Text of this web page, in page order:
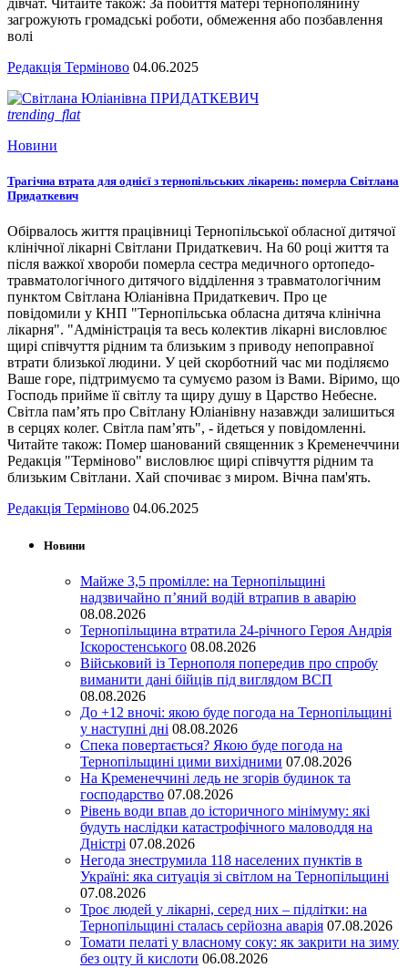
загрожують громадські роботи, обмеження або позбавлення
волі
Редакція Терміново 04.06.2025
trending_flat
Новини
Трагічна втрата для однієї з тернопільських лікарень: померла Світлана
Придаткевич
Обірвалось життя працівниці Тернопільської обласної дитячої
клінічної лікарні Світлани Придаткевич. На 60 році життя та
після важкої хвороби померла сестра медичного ортопедо-
травматологічного дитячого відділення з травматологічним
пунктом Світлана Юліанівна Придаткевич. Про це
повідомили у КНП "Тернопільська обласна дитяча клінічна
лікарня". "Адміністрація та весь колектив лікарні висловлює
щирі співчуття рідним та близьким з приводу непоправної
втрати близької людини. У цей скорботний час ми поділяємо
Ваше горе, підтримуємо та сумуємо разом із Вами. Віримо, що
Господь прийме її світлу та щиру душу в Царство Небесне.
Світла пам’ять про Світлану Юліанівну назавжди залишиться
в серцях колег. Світла пам’ять", - йдеться у повідомленні.
Читайте також: Помер шанований священник з Кременеччини
Редакція "Терміново" висловлює щирі співчуття рідним та
близьким Світлани. Хай спочиває з миром. Вічна пам'ять.
Редакція Терміново 04.06.2025
Новини
Майже 3,5 промілле: на Тернопільщині
надзвичайно п’яний водій втрапив в аварію
08.08.2026
Тернопільщина втратила 24-річного Героя Андрія
Іскоростенського 08.08.2026
Військовий із Тернополя попередив про спробу
виманити дані бійців під виглядом ВСП
08.08.2026
До +12 вночі: якою буде погода на Тернопільщині
у наступні дні 08.08.2026
Спека повертається? Якою буде погода на
Тернопільщині цими вихідними 07.08.2026
На Кременеччині ледь не згорів будинок та
господарство 07.08.2026
Рівень води впав до історичного мінімуму: які
будуть наслідки катастрофічного маловоддя на
Дністрі 07.08.2026
Негода знеструмила 118 населених пунктів в
Україні: яка ситуація зі світлом на Тернопільщині
07.08.2026
Троє людей у лікарні, серед них – підлітки: на
Тернопільщині сталась серйозна аварія 07.08.2026
Томати пелаті у власному соку: як закрити на зиму
без оцту й кислоти 06.08.2026